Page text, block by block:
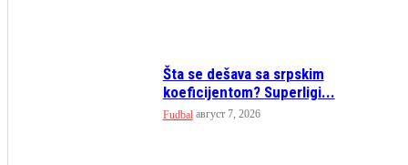
Šta se dešava sa srpskim
koeficijentom? Superligi...
Fudbal август 7, 2026